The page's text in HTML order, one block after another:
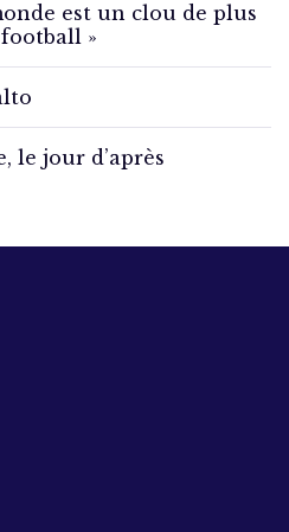
est un clou de plus
»
le jour d’après